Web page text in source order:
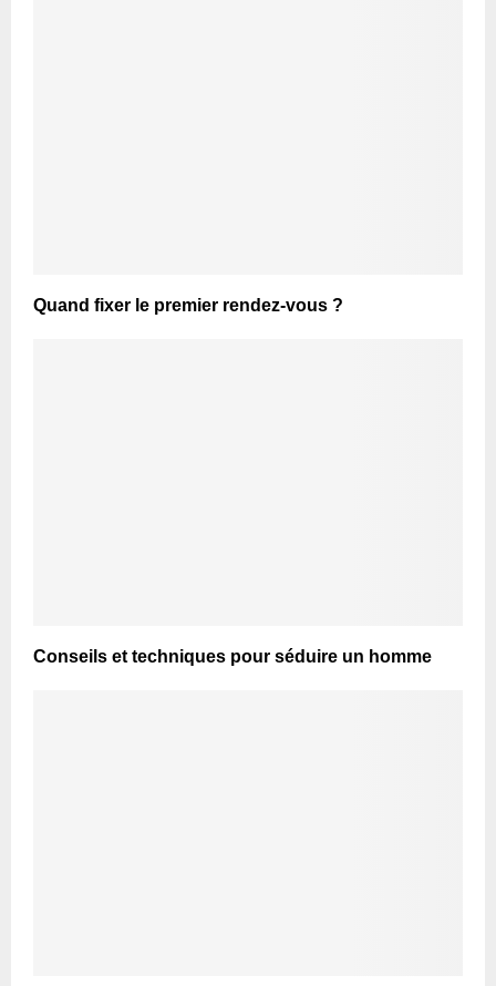
Quand fixer le premier rendez-vous ?
Conseils et techniques pour séduire un homme